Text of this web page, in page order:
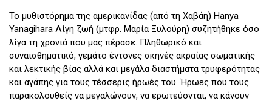
Το μυθιστόρημα της αμερικανίδας (από τη Χαβάη) Hanya
Yanagihara Λίγη ζωή (μτφρ. Μαρία Ξυλούρη) συζητήθηκε όσο
λίγα τη χρονιά που μας πέρασε. Πληθωρικό και
συναισθηματικό, γεμάτο έντονες σκηνές ακραίας σωματικής
και λεκτικής βίας αλλά και μεγάλα διαστήματα τρυφερότητας
και αγάπης για τους τέσσερις ήρωές του. Ήρωες που τους
παρακολουθείς να μεγαλώνουν, να ερωτεύονται, να κάνουν